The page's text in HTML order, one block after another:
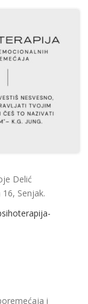
Delić
Senjak.
i